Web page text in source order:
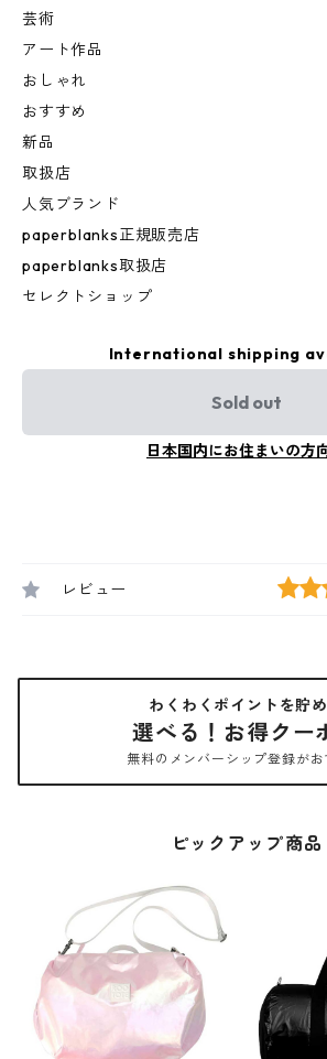
芸術
アート作品
おしゃれ
おすすめ
新品
取扱店
人気ブランド
paperblanks正規販売店
paperblanks取扱店
セレクトショップ
International shipping
Sold out
日本国内にお住まいの方
レビュー
わくわくポイントを貯
選べる！お得クー
無料のメンバーシップ登録がお
ピックアップ商品